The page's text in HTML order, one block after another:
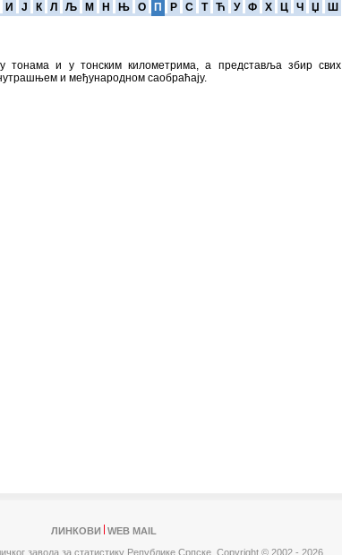
И Ј К Л Љ М Н Њ О П Р С Т Ћ У Ф Х Ц Ч Џ Ш
тонама и у тонским километрима, а представља збир свих
и међународном саобраћају.
ЛИНКОВИ
WEB MAIL
завода за статистику Републике Српске, Copyright © 2002 - 2026.